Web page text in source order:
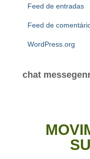
Feed de entradas
Feed de
WordPress.org
chat